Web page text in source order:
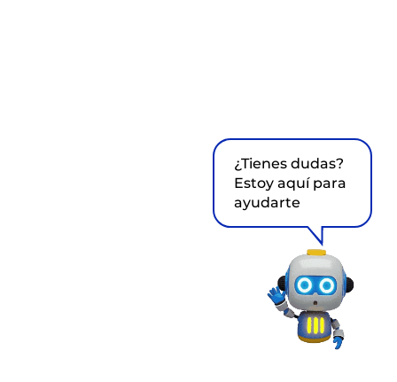
¿Tienes dudas?
Estoy aquí para
ayudarte